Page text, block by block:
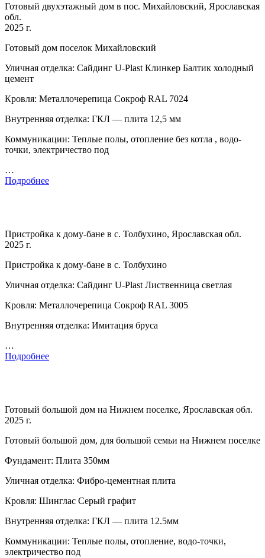
Готовый двухэтажный дом в пос. Михайловский, Ярославская
обл.
2025 г.
Готовый дом поселок Михайловский
Уличная отделка: Сайдинг U-Plast Клинкер Балтик холодный
цемент
Кровля: Металлочерепица Сокроф RAL 7024
Внутренняя отделка: ГКЛ — плита 12,5 мм
Коммуникации: Теплые полы, отопление без котла , водо-
точки, электричество под
…
Подробнее
Пристройка к дому-бане в с. Толбухино, Ярославская обл.
2025 г.
Пристройка к дому-бане в с. Толбухино
Уличная отделка: Сайдинг U-Plast Лиственница светлая
Кровля: Металлочерепица Сокроф RAL 3005
Внутренняя отделка: Имитация бруса
…
Подробнее
Готовый большой дом на Нижнем поселке, Ярославская обл.
2025 г.
Готовый большой дом, для большой семьи на Нижнем поселке
Фундамент: Плита 350мм
Уличная отделка: Фибро-цементная плита
Кровля: Шинглас Серый графит
Внутренняя отделка: ГКЛ — плита 12.5мм
Коммуникации: Теплые полы, отопление, водо-точки,
электричество под